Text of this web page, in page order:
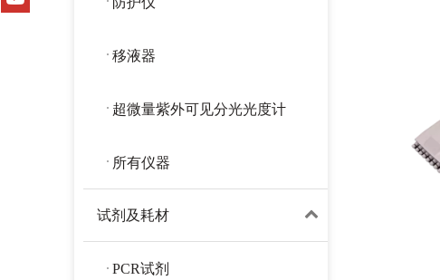
移液器
超微量紫外可见分光光度计
所有仪器
试剂及耗材
PCR试剂